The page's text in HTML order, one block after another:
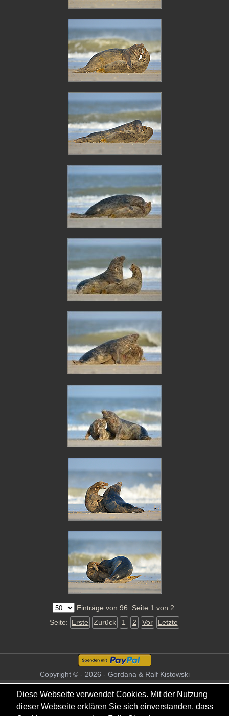
Einträge von 96. Seite 1 von 2.
Seite: Erste Zurück 1 2 Vor Letzte
Copyright © - 2026 - Gordana & Ralf Kistowski
Diese Webseite verwendet Cookies. Mit der Nutzung
dieser Webseite erklären Sie sich einverstanden, dass